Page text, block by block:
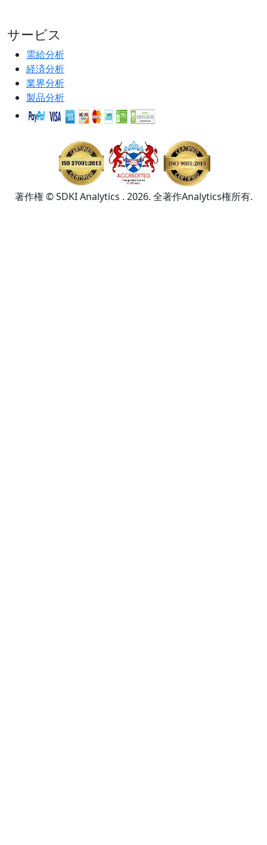
サービス
需給分析
経済分析
業界分析
製品分析
著作権 © SDKI Analytics . 2026. 全著作Analytics権所有.